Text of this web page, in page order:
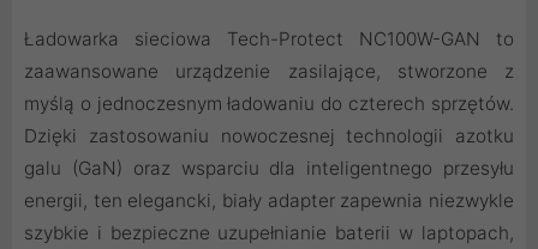
Ładowarka sieciowa Tech-Protect NC100W-GAN to
zaawansowane urządzenie zasilające, stworzone z
myślą o jednoczesnym ładowaniu do czterech sprzętów.
Dzięki zastosowaniu nowoczesnej technologii azotku
galu (GaN) oraz wsparciu dla inteligentnego przesyłu
energii, ten elegancki, biały adapter zapewnia niezwykle
szybkie i bezpieczne uzupełnianie baterii w laptopach,